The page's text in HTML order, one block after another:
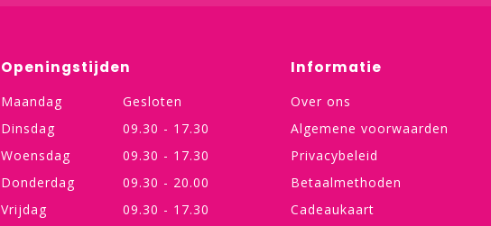
Openingstijden
Maandag
Gesloten
Dinsdag
09.30 - 17.30
Woensdag
09.30 - 17.30
Donderdag
09.30 - 20.00
Vrijdag
09.30 - 17.30
Informatie
Over ons
Algemene voorwaarden
Privacybeleid
Betaalmethoden
Cadeaukaart